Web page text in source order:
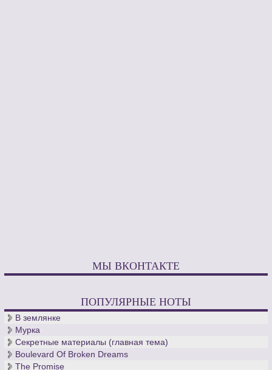
МЫ ВКОНТАКТЕ
ПОПУЛЯРНЫЕ НОТЫ
В землянке
Мурка
Секретные материалы (главная тема)
Boulevard Of Broken Dreams
The Promise